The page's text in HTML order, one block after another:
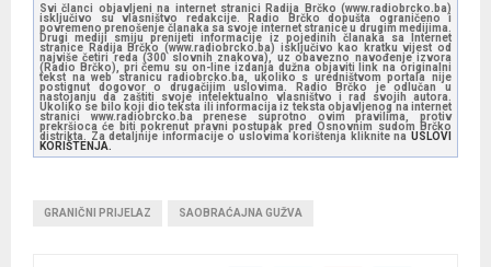
Svi članci objavljeni na internet stranici Radija Brčko (www.radiobrcko.ba)
isključivo su vlasništvo redakcije. Radio Brčko dopušta ograničeno i
povremeno prenošenje članaka sa svoje internet stranice u drugim medijima.
Drugi mediji smiju prenijeti informacije iz pojedinih članaka sa Internet
stranice Radija Brčko (www.radiobrcko.ba) isključivo kao kratku vijest od
najviše četiri reda (300 slovnih znakova), uz obavezno navođenje izvora
(Radio Brčko), pri čemu su on-line izdanja dužna objaviti link na originalni
tekst na web stranicu radiobrcko.ba, ukoliko s uredništvom portala nije
postignut dogovor o drugačijim uslovima. Radio Brčko je odlučan u
nastojanju da zaštiti svoje intelektualno vlasništvo i rad svojih autora.
Ukoliko se bilo koji dio teksta ili informacija iz teksta objavljenog na internet
stranici www.radiobrcko.ba prenese suprotno ovim pravilima, protiv
prekršioca će biti pokrenut pravni postupak pred Osnovnim sudom Brčko
distrikta. Za detaljnije informacije o uslovima korištenja kliknite na USLOVI
KORIŠTENJA.
GRANIČNI PRIJELAZ SAOBRAĆAJNA GUŽVA